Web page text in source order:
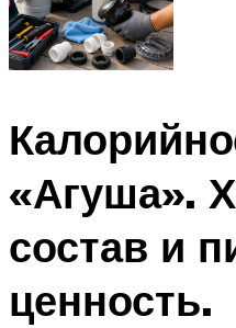
«Агуша».
состав и
ценность.